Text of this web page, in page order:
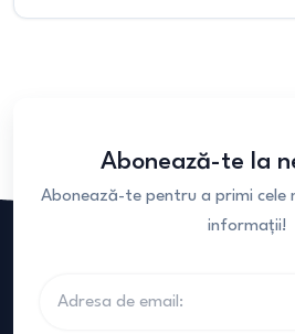
Abonează-te la
Abonează-te pentru a primi cele
informații!